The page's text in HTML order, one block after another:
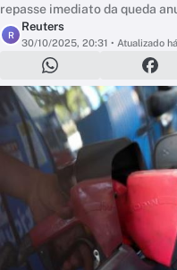
repasse imediato da queda
R
Reuters
30/10/2025, 20:31 • Atualizado